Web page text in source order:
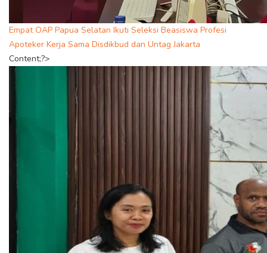
Empat OAP Papua Selatan Ikuti Seleksi Beasiswa Profesi
Apoteker Kerja Sama Disdikbud dan Untag Jakarta
Content;?>